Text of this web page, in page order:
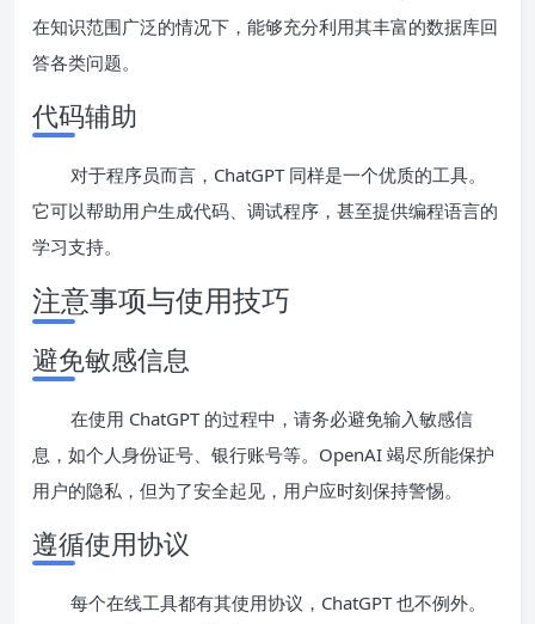
在知识范围广泛的情况下，能够充分利用其丰富的数据库回
答各类问题。
代码辅助
对于程序员而言，ChatGPT 同样是一个优质的工具。
它可以帮助用户生成代码、调试程序，甚至提供编程语言的
学习支持。
注意事项与使用技巧
避免敏感信息
在使用 ChatGPT 的过程中，请务必避免输入敏感信
息，如个人身份证号、银行账号等。OpenAI 竭尽所能保护
用户的隐私，但为了安全起见，用户应时刻保持警惕。
遵循使用协议
每个在线工具都有其使用协议，ChatGPT 也不例外。